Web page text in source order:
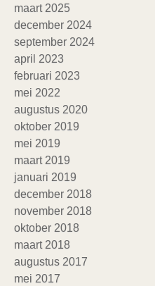
maart 2025
december 2024
september 2024
april 2023
februari 2023
mei 2022
augustus 2020
oktober 2019
mei 2019
maart 2019
januari 2019
december 2018
november 2018
oktober 2018
maart 2018
augustus 2017
mei 2017